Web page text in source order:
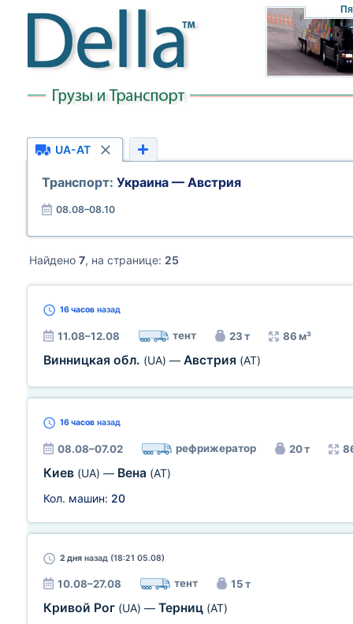
UA-AT
Транспорт: Украина — Австрия
08.08–08.10
Найдено 7, на странице: 25
16 часов назад
11.08–12.08 тент 23 т 86 м³
Винницкая обл. (UA) — Австрия (AT)
16 часов назад
08.08–07.02 рефрижератор 20 т
Киев (UA) — Вена (AT)
Кол. машин: 20
2 дня назад (18:21 05.08)
10.08–27.08 тент 15 т
Кривой Рог (UA) — Терниц (AT)